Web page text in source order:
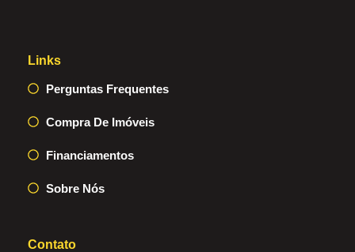
Links
Perguntas Frequentes
Compra De Imóveis
Financiamentos
Sobre Nós
Contato